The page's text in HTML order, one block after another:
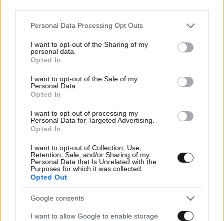
Please note that this website/app uses one or more Google
not limited to your visit or usage behaviour. You may click to
grant or deny consent to Google and its third-party tags to
use your data for below specified purposes in below Google
consent section.
Personal Data Processing Opt Outs
I want to opt-out of the Sharing of my
personal data.
Opted In
I want to opt-out of the Sale of my
Personal Data.
Opted In
I want to opt-out of processing my
Personal Data for Targeted Advertising.
Opted In
I want to opt-out of Collection, Use,
Retention, Sale, and/or Sharing of my
Personal Data that Is Unrelated with the
Purposes for which it was collected.
Opted Out
Google consents
I want to allow Google to enable storage
ΣΧΌΛΙΑ ΑΝΑΓΝΩΣΤΏΝ